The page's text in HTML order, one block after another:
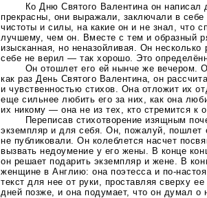
Ко Дню Святого Валентина он
прекрасны, они выражали, заключали в
чистоты и силы, на какие он и не знал, что
лучшему, чем он. Вместе с тем и образный
изысканная, но неназойливая. Он
себе не верил — так хорошо. Это
Он отошлет его ей нынче же вечером.
как раз День Святого Валентина, он
и чувственностью стихов. Она отложит их
еще сильнее любить его за них, как она
их никому — она не из тех, кто стремится к
Переписав стихотворение изящным
экземпляр и для себя. Он, пожалуй, пошлет
не публиковали. Он колеблется насчет
вызвать недоумение у его жены. В конце
он решает подарить экземпляр и жене. В
женщине в Англию: она поэтесса и по-
текст для нее от руки, проставляя сверху
дней позже, и она подумает, что он думал о